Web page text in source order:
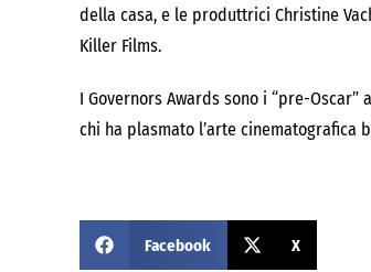
della casa, e le produttrici Christine
Killer Films.
I Governors Awards sono i “pre-
chi ha plasmato l’arte cinematografica
Facebook X